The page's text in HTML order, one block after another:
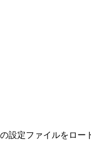
設定ファイルをロー